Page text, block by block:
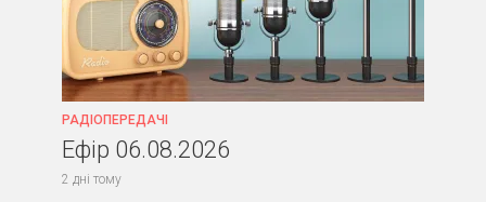
РАДІОПЕРЕДАЧІ
Ефір 06.08.2026
2 дні тому